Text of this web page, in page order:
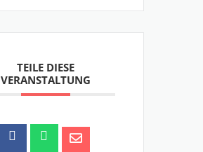
TEILE DIESE
VERANSTALTUNG